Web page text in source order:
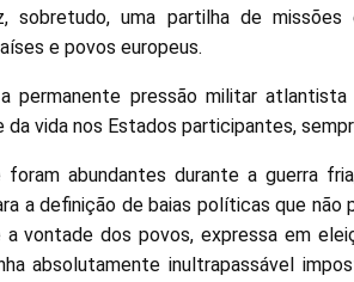
sobretudo, uma partilha de missões
e povos europeus.
permanente pressão militar
vida nos Estados participantes,
foram abundantes durante a guerra
a definição de baias políticas que não
a vontade dos povos, expressa em
absolutamente inultrapassável